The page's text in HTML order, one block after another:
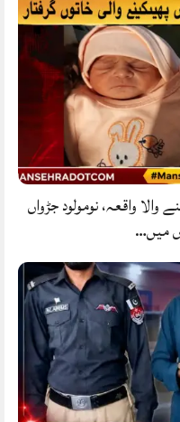
واقعہ، نومولود جڑواں
میں…